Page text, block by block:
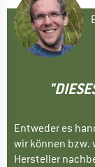
Entweder es
wir können bzw.
Hersteller